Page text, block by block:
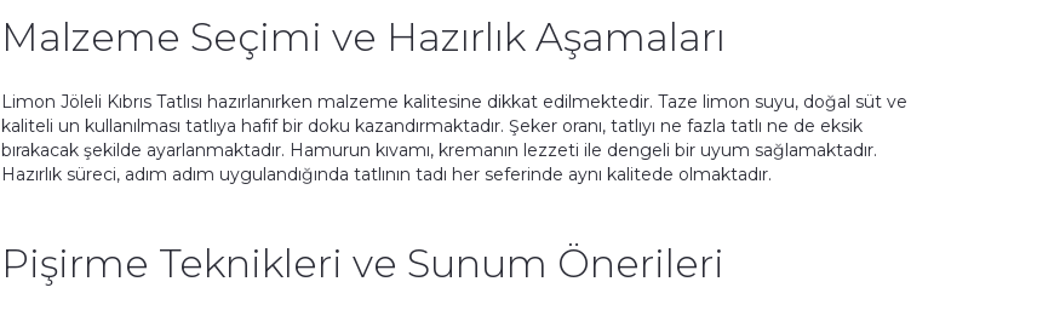
Malzeme Seçimi ve Hazırlık Aşamaları
Limon Jöleli Kıbrıs Tatlısı hazırlanırken malzeme kalitesine dikkat edilmektedir. Taze limon suyu, doğal süt ve
kaliteli un kullanılması tatlıya hafif bir doku kazandırmaktadır. Şeker oranı, tatlıyı ne fazla tatlı ne de eksik
bırakacak şekilde ayarlanmaktadır. Hamurun kıvamı, kremanın lezzeti ile dengeli bir uyum sağlamaktadır.
Hazırlık süreci, adım adım uygulandığında tatlının tadı her seferinde aynı kalitede olmaktadır.
Pişirme Teknikleri ve Sunum Önerileri